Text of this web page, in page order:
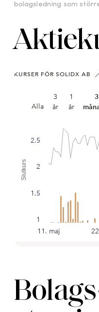
bolagsledning som